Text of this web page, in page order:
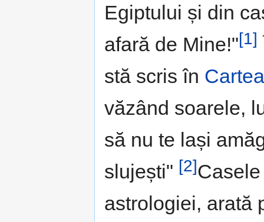
Egiptului și din
afară de Mine!"[1]
stă scris în
văzând soarele,
să nu te lași
slujești" [2]
astrologiei, arată